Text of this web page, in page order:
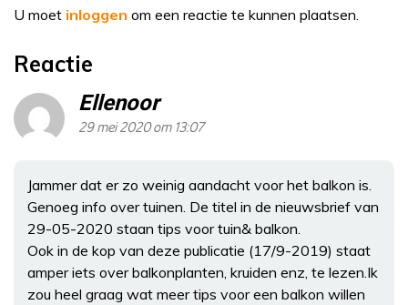
U moet inloggen om een reactie te kunnen plaatsen.
Reactie
Ellenoor
29 mei 2020 om 13:07
Jammer dat er zo weinig aandacht voor het balkon is.
Genoeg info over tuinen. De titel in de nieuwsbrief van
29-05-2020 staan tips voor tuin& balkon.
Ook in de kop van deze publicatie (17/9-2019) staat
amper iets over balkonplanten, kruiden enz, te lezen.Ik
zou heel graag wat meer tips voor een balkon willen